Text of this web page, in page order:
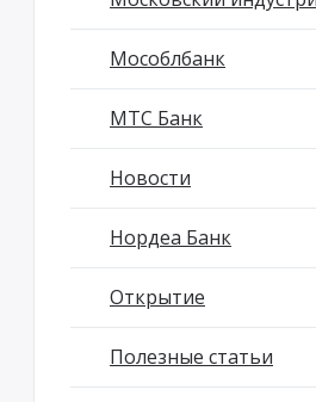
Мособлбанк
МТС Банк
Новости
Нордеа Банк
Открытие
Полезные статьи